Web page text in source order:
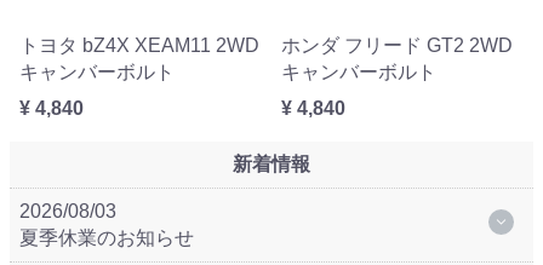
トヨタ bZ4X XEAM11 2WD
キャンバーボルト
¥ 4,840
ホンダ フリード GT2 2WD
キャンバーボルト
¥ 4,840
新着情報
2026/08/03
夏季休業のお知らせ